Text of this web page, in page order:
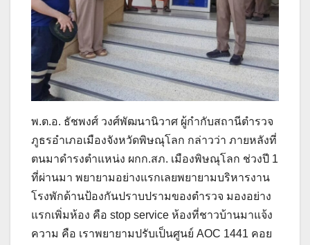
พ.ต.อ. ธัชพงศ์ วงศ์พัฒนานิวาศ ผู้กำกับสถานีตำรวจ
ภูธรอำเภอเมืองจังหวัดพิษณุโลก กล่าวว่า ภายหลังที่
ตนมาดำรงตำแหน่ง ผกก.สภ. เมืองพิษณุโลก ช่วงปี 1
ที่ผ่านมา พยายามอย่างแรกเลยพยายามบริหารงาน
โรงพักด้านป้องกันปราบปรามของตำรวจ มองอย่าง
แรกเพิ่มห้อง คือ stop service ห้องที่ชาวบ้านมาแจ้ง
ความ คือ เราพยายามปรับเป็นศูนย์ AOC 1441 คอย